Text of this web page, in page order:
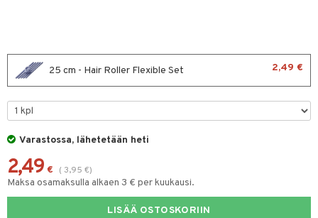
25 cm - Hair Roller Flexible Set 2,49 €
Varastossa, lähetetään heti
2,49 € ( 3,95 €)
Maksa osamaksulla alkaen 3 € per kuukausi.
LISÄÄ OSTOSKORIIN
& Antifrizz
tuotteet
& Geeli